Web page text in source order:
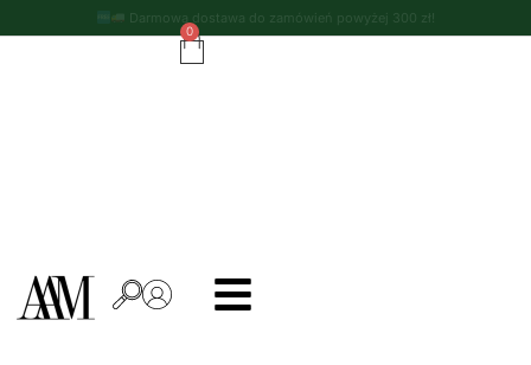
Darmowa dostawa do zamówień powyżej 300 zł!
0